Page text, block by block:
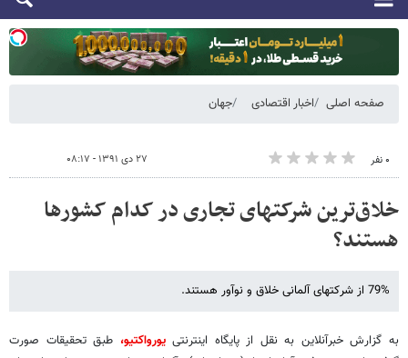
صفحه اصلی اخبار اقتصادی جهان
۰ نفر ۲۷ دی ۱۳۹۱ - ۰۸:۱۷
خلاق‌ترین شرکتهای تجاری در کدام کشورها
هستند؟
79% از شرکتهای آلمانی خلاق و نوآور هستند.
به گزارش خبرآنلاین به نقل از پایگاه اینترنتییورواکتیو، طبق تحقیقات صورت